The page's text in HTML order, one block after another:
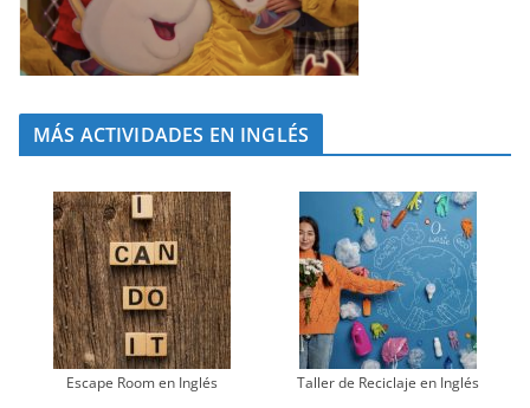
MÁS ACTIVIDADES EN INGLÉS
Escape Room en Inglés Taller de Reciclaje en Inglés